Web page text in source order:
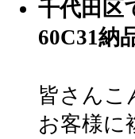
千代田区
60C31納
皆さんこ
お客様に